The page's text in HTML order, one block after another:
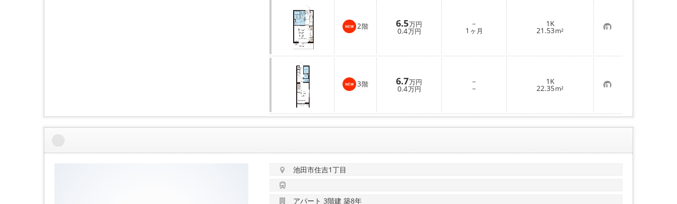
登
録
2階 6.5万円
0.4万円
－
1 ヶ月
1K
21.53m² お
気
に
入
り
登
録
3階 6.7万円
0.4万円
－
－
1K
22.35m² お
気
に
入
り
録
池田市住吉1丁目
アパート 3階建 築8年